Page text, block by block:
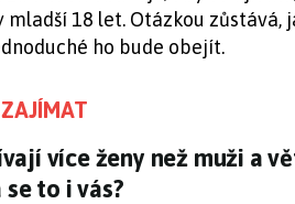
mladší 18 let. Otázkou
ho bude obejít.
více ženy než muži a
více ženy než muži a
to i vás?